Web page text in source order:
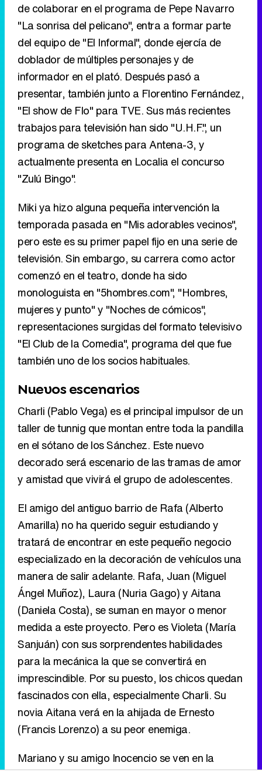
de colaborar en el programa de Pepe Navarro
"La sonrisa del pelicano", entra a formar parte
del equipo de "El Informal", donde ejercía de
doblador de múltiples personajes y de
informador en el plató. Después pasó a
presentar, también junto a Florentino Fernández,
"El show de Flo" para TVE. Sus más recientes
trabajos para televisión han sido "U.H.F.", un
programa de sketches para Antena-3, y
actualmente presenta en Localia el concurso
"Zulú Bingo".
Miki ya hizo alguna pequeña intervención la
temporada pasada en "Mis adorables vecinos",
pero este es su primer papel fijo en una serie de
televisión. Sin embargo, su carrera como actor
comenzó en el teatro, donde ha sido
monologuista en "5hombres.com", "Hombres,
mujeres y punto" y "Noches de cómicos",
representaciones surgidas del formato televisivo
"El Club de la Comedia", programa del que fue
también uno de los socios habituales.
Nuevos escenarios
Charli (Pablo Vega) es el principal impulsor de un
taller de tunnig que montan entre toda la pandilla
en el sótano de los Sánchez. Este nuevo
decorado será escenario de las tramas de amor
y amistad que vivirá el grupo de adolescentes.
El amigo del antiguo barrio de Rafa (Alberto
Amarilla) no ha querido seguir estudiando y
tratará de encontrar en este pequeño negocio
especializado en la decoración de vehículos una
manera de salir adelante. Rafa, Juan (Miguel
Ángel Muñoz), Laura (Nuria Gago) y Aitana
(Daniela Costa), se suman en mayor o menor
medida a este proyecto. Pero es Violeta (María
Sanjuán) con sus sorprendentes habilidades
para la mecánica la que se convertirá en
imprescindible. Por su puesto, los chicos quedan
fascinados con ella, especialmente Charli. Su
novia Aitana verá en la ahijada de Ernesto
(Francis Lorenzo) a su peor enemiga.
Mariano y su amigo Inocencio se ven en la